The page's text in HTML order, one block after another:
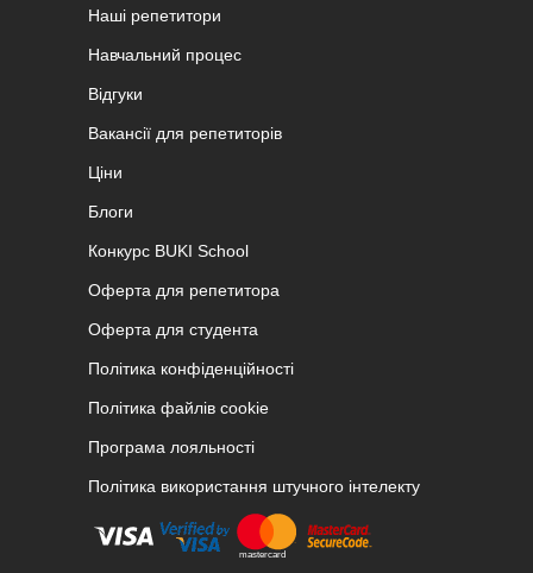
Наші репетитори
Навчальний процес
Відгуки
Вакансії для репетиторів
Ціни
Блоги
Конкурс BUKI School
Оферта для репетитора
Оферта для студента
Політика конфіденційності
Політика файлів cookie
Програма лояльності
Політика використання штучного інтелекту